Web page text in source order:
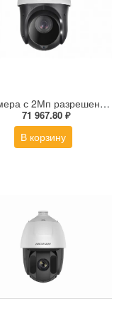
IP-камера с 2Мп разрешением DS-2DE4225IW-DE(S5)
71 967.80 ₽
В корзину